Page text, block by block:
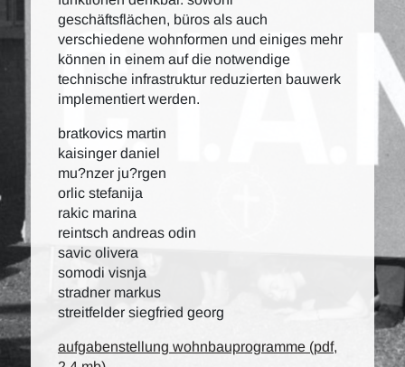
geschäftsflächen, büros als auch
verschiedene wohnformen und einiges mehr
können in einem auf die notwendige
technische infrastruktur reduzierten bauwerk
implementiert werden.
bratkovics martin
kaisinger daniel
mu?nzer ju?rgen
orlic stefanija
rakic marina
reintsch andreas odin
savic olivera
somodi visnja
stradner markus
streitfelder siegfried georg
aufgabenstellung wohnbauprogramme (pdf,